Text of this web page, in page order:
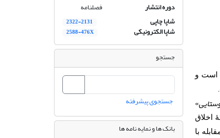
است و
»
اخلاق
با
دوره انتشار
فصلنامه
شاپا چاپی
2322-2131
شاپا الکترونیکی 2588-476X
جستجو
جستجوی پیشرفته
بانک ها و نمایه نامه ها